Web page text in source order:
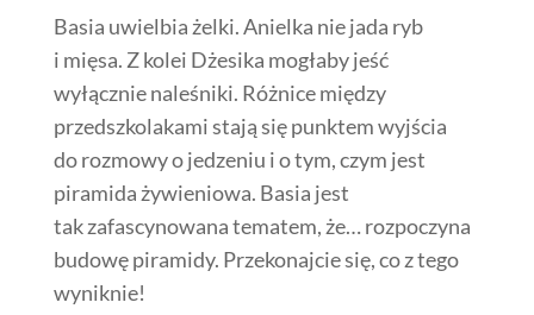
Basia uwielbia żelki. Anielka nie jada ryb
i mięsa. Z kolei Dżesika mogłaby jeść
wyłącznie naleśniki. Różnice między
przedszkolakami stają się punktem wyjścia
do rozmowy o jedzeniu i o tym, czym jest
piramida żywieniowa. Basia jest
tak zafascynowana tematem, że… rozpoczyna
budowę piramidy. Przekonajcie się, co z tego
wyniknie!